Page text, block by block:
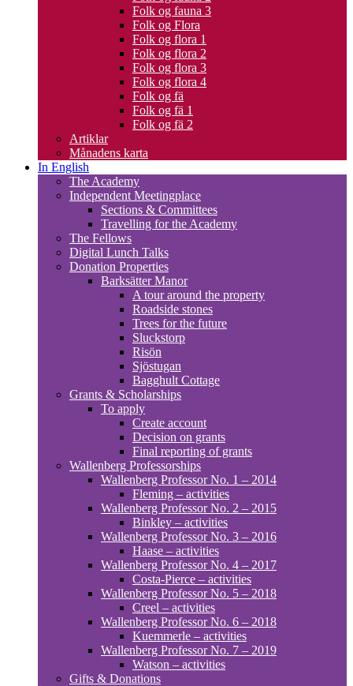
Folk og fauna 3
Folk og Flora
Folk og flora 1
Folk og flora 2
Folk og flora 3
Folk og flora 4
Folk og fä
Folk og fä 1
Folk og fä 2
Artiklar
Månadens karta
In English
The Academy
Independent Meetingplace
Sections & Committees
Travelling for the Academy
The Fellows
Digital Lunch Talks
Donation Properties
Barksätter Manor
A tour around the property
Roadside stones
Trees for the future
Sluckstorp
Risön
Sjöstugan
Bagghult Cottage
Grants & Scholarships
To apply
Create account
Decision on grants
Final reporting of grants
Wallenberg Professorships
Wallenberg Professor No. 1 – 2014
Fleming – activities
Wallenberg Professor No. 2 – 2015
Binkley – activities
Wallenberg Professor No. 3 – 2016
Haase – activities
Wallenberg Professor No. 4 – 2017
Costa-Pierce – activities
Wallenberg Professor No. 5 – 2018
Creel – activities
Wallenberg Professor No. 6 – 2018
Kuemmerle – activities
Wallenberg Professor No. 7 – 2019
Watson – activities
Gifts & Donations